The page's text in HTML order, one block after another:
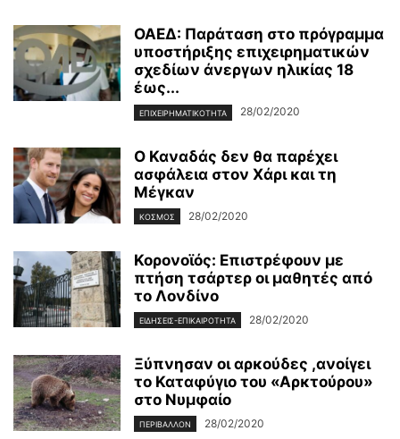
ΟΑΕΔ: Παράταση στο πρόγραμμα
υποστήριξης επιχειρηματικών
σχεδίων άνεργων ηλικίας 18
έως...
ΕΠΙΧΕΙΡΗΜΑΤΙΚΌΤΗΤΑ 28/02/2020
Ο Καναδάς δεν θα παρέχει
ασφάλεια στον Χάρι και τη
Μέγκαν
ΚΌΣΜΟΣ 28/02/2020
Κορονοϊός: Επιστρέφουν με
πτήση τσάρτερ οι μαθητές από
το Λονδίνο
ΕΙΔΉΣΕΙΣ-ΕΠΙΚΑΙΡΌΤΗΤΑ 28/02/2020
Ξύπνησαν οι αρκούδες ,ανοίγει
το Καταφύγιο του «Αρκτούρου»
στο Νυμφαίο
ΠΕΡΙΒΆΛΛΟΝ 28/02/2020